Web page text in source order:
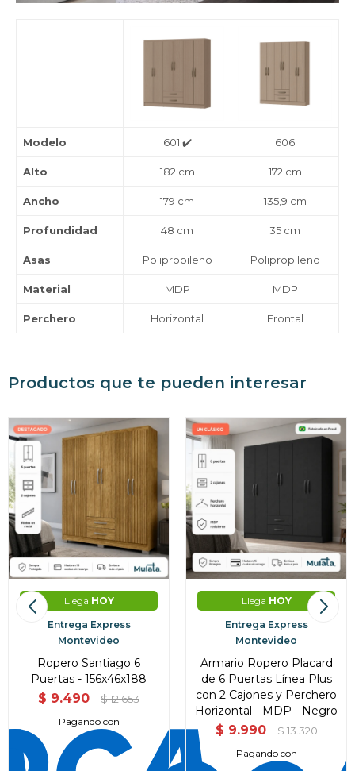
Modelo 601 ✔️ 606
Alto 182 cm 172 cm
Ancho 179 cm 135,9 cm
Profundidad 48 cm 35 cm
Asas Polipropileno Polipropileno
Material MDP MDP
Perchero Horizontal Frontal
Productos que te pueden interesar
Llega HOY
Entrega Express
Montevideo
Ropero Santiago 6
Puertas - 156x46x188
$ 9.490 $ 12.653
Pagando con
Llega HOY
Entrega Express
Montevideo
Armario Ropero Placard
de 6 Puertas Línea Plus
con 2 Cajones y Perchero
Horizontal - MDP - Negro
$ 9.990 $ 13.320
Pagando con